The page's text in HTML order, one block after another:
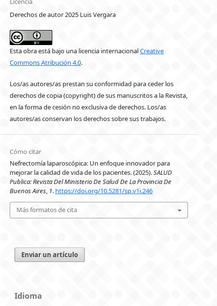
Derechos de autor 2025 Luis Vergara
Esta obra está bajo una licencia internacionalCreative
Commons Atribución 4.0.
Los/as autores/as prestan su conformidad para ceder los
derechos de copia (copyright) de sus manuscritos a la Revista,
en la forma de cesión no exclusiva de derechos. Los/as
autores/as conservan los derechos sobre sus trabajos.
Cómo citar
Nefrectomía laparoscópica: Un enfoque innovador para
mejorar la calidad de vida de los pacientes. (2025).SALUD
Publica: Revista Del Ministerio De Salud De La Provincia De
Buenos Aires, 1. https://doi.org/10.5281/sp.v1i.246
Más formatos de cita
Enviar un artículo
Idioma